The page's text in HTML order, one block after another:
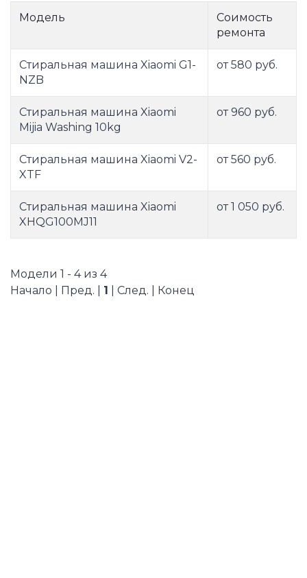
Модель
Соимость
ремонта
Стиральная машина Xiaomi G1-
NZB
от 580 руб.
Стиральная машина Xiaomi
Mijia Washing 10kg
от 960 руб.
Стиральная машина Xiaomi V2-
XTF
от 560 руб.
Стиральная машина Xiaomi
XHQG100MJ11
от 1 050 руб.
Модели 1 - 4 из 4
Начало | Пред. | 1 | След. | Конец